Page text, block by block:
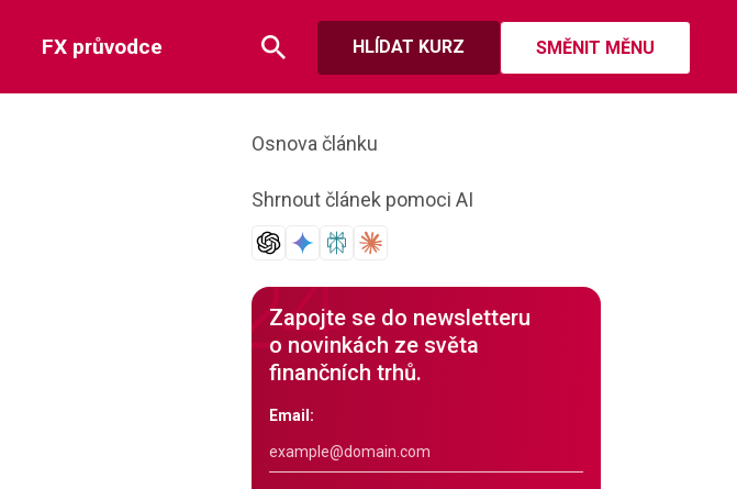
HLÍDAT KURZ SMĚNIT MĚNU
FX průvodce
Osnova článku
Shrnout článek pomoci AI
Zapojte se do newsletteru
o novinkách ze světa
finančních trhů.
Email: